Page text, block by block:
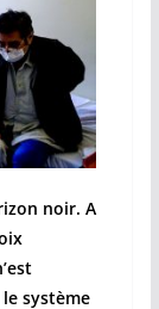
noir. A
système